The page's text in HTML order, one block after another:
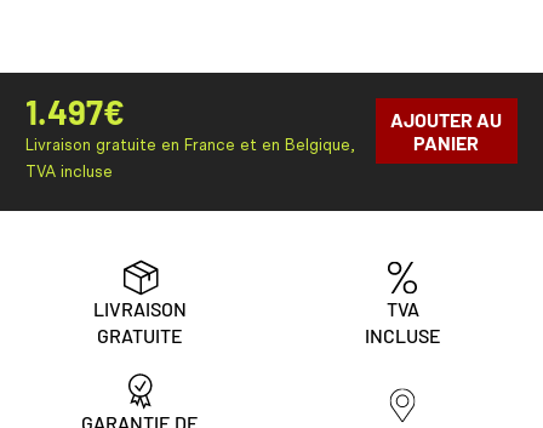
1.497€
Livraison gratuite en France et en Belgique,
TVA incluse
AJOUTER AU
PANIER
LIVRAISON
GRATUITE
TVA
INCLUSE
GARANTIE DE